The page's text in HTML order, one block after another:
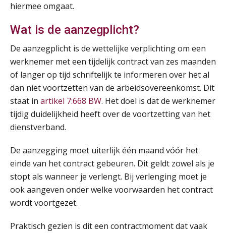
hiermee omgaat.
Wat is de aanzegplicht?
De aanzegplicht is de wettelijke verplichting om een
werknemer met een tijdelijk contract van zes maanden
of langer op tijd schriftelijk te informeren over het al
dan niet voortzetten van de arbeidsovereenkomst. Dit
staat in artikel 7:668 BW. Het doel is dat de werknemer
tijdig duidelijkheid heeft over de voortzetting van het
dienstverband.
De aanzegging moet uiterlijk één maand vóór het
einde van het contract gebeuren. Dit geldt zowel als je
stopt als wanneer je verlengt. Bij verlenging moet je
ook aangeven onder welke voorwaarden het contract
wordt voortgezet.
Praktisch gezien is dit een contractmoment dat vaak
11
AUG
Practical Diploma in Payroll Administration (PDL®)
Markus Verbeek Praehep
14
17
Markus Verbeek Praehep
AUG
Markus Verbeek Praehep